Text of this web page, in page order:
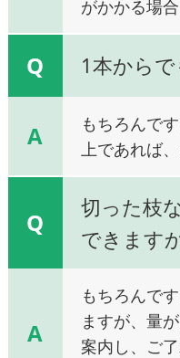
がかかる場合
Q 1本から
A
もちろんで
上であれば
Q
切った枝
できます
A
もちろんで
ますが、量
案内し、ご